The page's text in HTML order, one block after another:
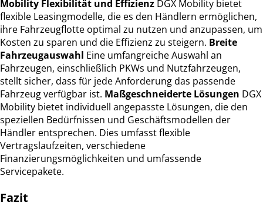
Mobility Flexibilität und Effizienz DGX Mobility bietet
flexible Leasingmodelle, die es den Händlern ermöglichen,
ihre Fahrzeugflotte optimal zu nutzen und anzupassen, um
Kosten zu sparen und die Effizienz zu steigern. Breite
Fahrzeugauswahl Eine umfangreiche Auswahl an
Fahrzeugen, einschließlich PKWs und Nutzfahrzeugen,
stellt sicher, dass für jede Anforderung das passende
Fahrzeug verfügbar ist. Maßgeschneiderte Lösungen DGX
Mobility bietet individuell angepasste Lösungen, die den
speziellen Bedürfnissen und Geschäftsmodellen der
Händler entsprechen. Dies umfasst flexible
Vertragslaufzeiten, verschiedene
Finanzierungsmöglichkeiten und umfassende
Servicepakete.
Fazit